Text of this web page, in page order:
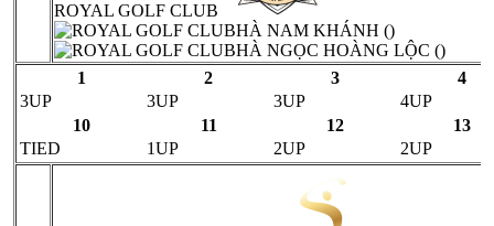
ROYAL GOLF CLUB
HÀ NAM KHÁNH ()
HÀ NGỌC HOÀNG LỘC ()
1
2 3
4
3UP
3UP 3UP
4UP
10
11 12
13
TIED
1UP 2UP 2UP